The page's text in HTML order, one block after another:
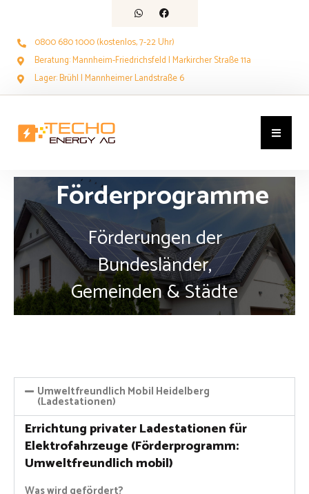
0800 680 1000 (kostenlos, 7-22 Uhr)
Beratung: Mannheim-Friedrichsfeld | Markircher Straße 11a
Lager: Brühl | Mannheimer Landstraße 6
Förderprogramme
Förderungen der
Bundesländer,
Gemeinden & Städte
Umweltfreundlich Mobil Heidelberg
(Ladestationen)
Errichtung privater Ladestationen für
Elektrofahrzeuge (Förderprogramm:
Umweltfreundlich mobil)